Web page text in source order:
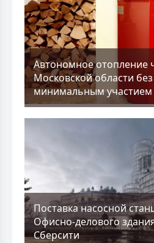
Aвтономное отопление
Московской области без
минимальным участием
Поставка насосной
Офисно-делового
Сберсити